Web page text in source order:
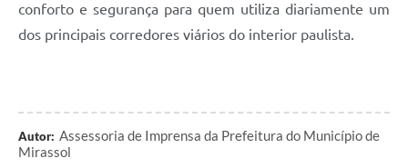
conforto e segurança para quem utiliza diariamente um
dos principais corredores viários do interior paulista.
Autor: Assessoria de Imprensa da Prefeitura do Município de
Mirassol